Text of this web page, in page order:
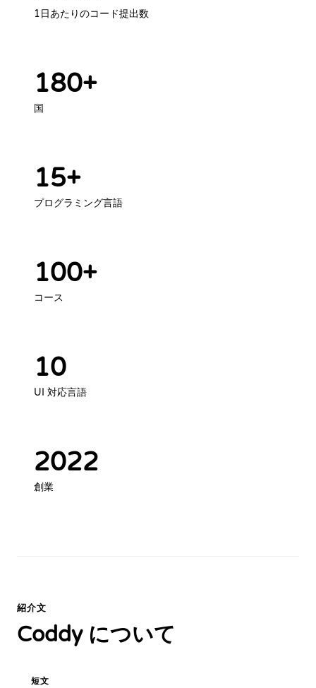
1日あたりのコード提出数
180+
国
15+
プログラミング言語
100+
コース
10
UI 対応言語
2022
創業
紹介文
Coddy について
短文